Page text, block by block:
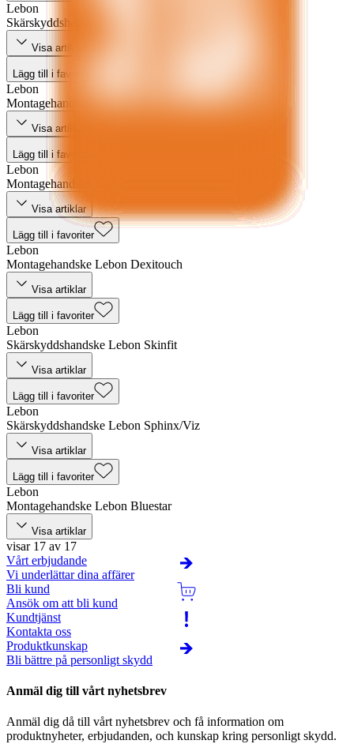
Lebon
Skärskyddshandske Lebon Powerskin
Visa artiklar
Lägg till i favoriter
Lebon
Montagehandske Lebon Dexiflex
Visa artiklar
Lägg till i favoriter
Lebon
Montagehandske Lebon Dexitouch/Dual
Visa artiklar
Lägg till i favoriter
Lebon
Montagehandske Lebon Dexitouch
Visa artiklar
Lägg till i favoriter
Lebon
Skärskyddshandske Lebon Skinfit
Visa artiklar
Lägg till i favoriter
Lebon
Skärskyddshandske Lebon Sphinx/Viz
Visa artiklar
Lägg till i favoriter
Lebon
Montagehandske Lebon Bluestar
Visa artiklar
visar 17 av 17
Vårt erbjudande
Vi underlättar dina affärer
Bli kund
Ansök om att bli kund
Kundtjänst
Kontakta oss
Produktkunskap
Bli bättre på personligt skydd
Anmäl dig till vårt nyhetsbrev
Anmäl dig då till vårt nyhetsbrev och få information om
produktnyheter, erbjudanden, och kunskap kring personligt skydd.